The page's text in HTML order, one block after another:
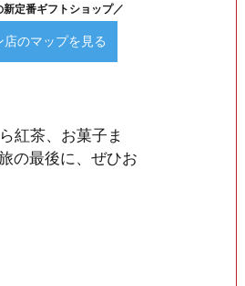
新定番ギフトショップ／
店のマップを見る
紅茶、お菓子ま
の最後に、ぜひお